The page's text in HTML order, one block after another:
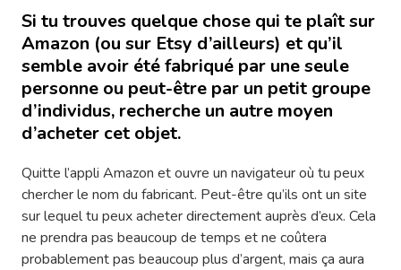
Si tu trouves quelque chose qui te plaît sur
Amazon (ou sur Etsy d’ailleurs) et qu’il
semble avoir été fabriqué par une seule
personne ou peut-être par un petit groupe
d’individus, recherche un autre moyen
d’acheter cet objet.
Quitte l’appli Amazon et ouvre un navigateur où tu peux
chercher le nom du fabricant. Peut-être qu’ils ont un site
sur lequel tu peux acheter directement auprès d’eux. Cela
ne prendra pas beaucoup de temps et ne coûtera
probablement pas beaucoup plus d’argent, mais ça aura